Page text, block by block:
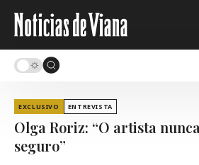
EXCLUSIVO ENTREVISTA
Olga Roriz: “O artista
seguro”